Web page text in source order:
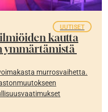
UUTISET
kautta
ymmärtämistä
murrosvaihetta.